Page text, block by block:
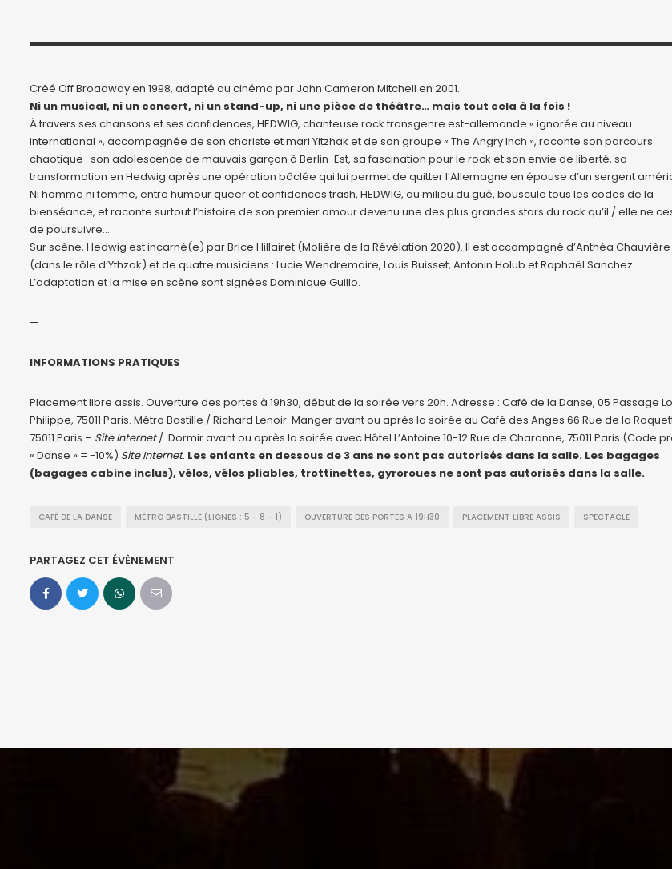
Créé Off Broadway en 1998, adapté au cinéma par John Cameron Mitchell en 2001.
Ni un musical, ni un concert, ni un stand-up, ni une pièce de théâtre… mais tout cela à la fois !
À travers ses chansons et ses confidences, HEDWIG, chanteuse rock transgenre est-allemande « ignorée au niveau
international », accompagnée de son choriste et mari Yitzhak et de son groupe « The Angry Inch », raconte son parcours
chaotique : son adolescence de mauvais garçon à Berlin-Est, sa fascination pour le rock et son envie de liberté, sa
transformation en Hedwig après une opération bâclée qui lui permet de quitter l’Allemagne en épouse d’un sergent
Ni homme ni femme, entre humour queer et confidences trash, HEDWIG, au milieu du gué, bouscule tous les codes de la
bienséance, et raconte surtout l’histoire de son premier amour devenu une des plus grandes stars du rock qu’il / elle ne
de poursuivre…
Sur scène, Hedwig est incarné(e) par Brice Hillairet (Molière de la Révélation 2020). Il est accompagné d’Anthéa Chauvière
(dans le rôle d’Ythzak) et de quatre musiciens : Lucie Wendremaire, Louis Buisset, Antonin Holub et Raphaël Sanchez.
L’adaptation et la mise en scène sont signées Dominique Guillo.
—
INFORMATIONS PRATIQUES
Placement libre assis. Ouverture des portes à 19h30, début de la soirée vers 20h. Adresse : Café de la Danse, 05 Passage
Philippe, 75011 Paris. Métro Bastille / Richard Lenoir. Manger avant ou après la soirée au Café des Anges 66 Rue de la
75011 Paris – Site Internet/ Dormir avant ou après la soirée avec Hôtel L’Antoine 10-12 Rue de Charonne, 75011 Paris (Code
« Danse » = -10%) Site Internet. Les enfants en dessous de 3 ans ne sont pas autorisés dans la salle. Les bagages
(bagages cabine inclus), vélos, vélos pliables, trottinettes, gyroroues ne sont pas autorisés dans la salle.
CAFÉ DE LA DANSE MÉTRO BASTILLE (LIGNES : 5 - 8 - 1) OUVERTURE DES PORTES A 19H30 PLACEMENT LIBRE ASSIS SPECTACLE
PARTAGEZ CET ÉVÈNEMENT